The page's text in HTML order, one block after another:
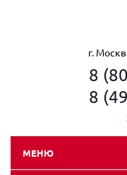
г.
8
8
МЕНЮ